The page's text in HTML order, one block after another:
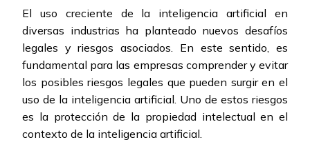
El uso creciente de la inteligencia artificial en
diversas industrias ha planteado nuevos desafíos
legales y riesgos asociados. En este sentido, es
fundamental para las empresas comprender y evitar
los posibles riesgos legales que pueden surgir en el
uso de la inteligencia artificial. Uno de estos riesgos
es la protección de la propiedad intelectual en el
contexto de la inteligencia artificial.